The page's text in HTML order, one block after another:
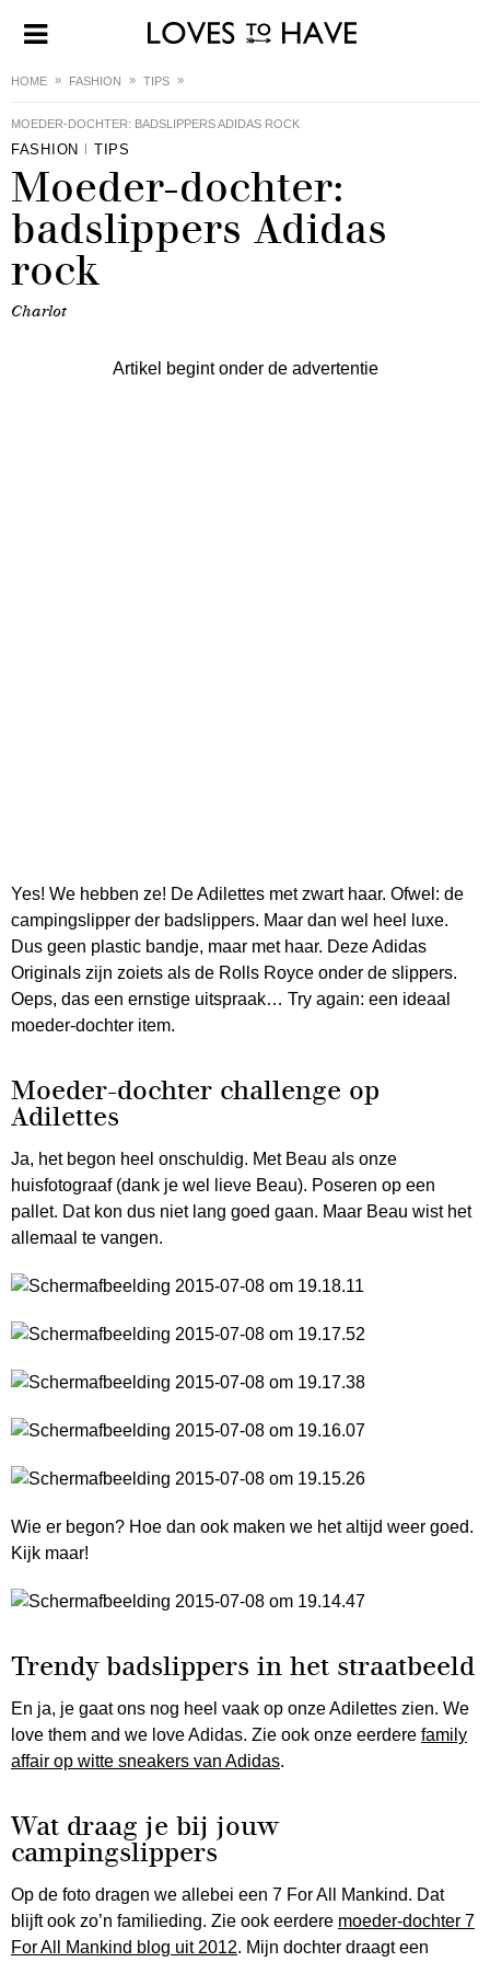
HOME FASHION TIPS
MOEDER-DOCHTER: BADSLIPPERS ADIDAS ROCK
FASHION TIPS
Moeder-dochter:
badslippers Adidas
rock
Charlot
Artikel begint onder de advertentie
Yes! We hebben ze! De Adilettes met zwart haar. Ofwel: de
campingslipper der badslippers. Maar dan wel heel luxe.
Dus geen plastic bandje, maar met haar. Deze Adidas
Originals zijn zoiets als de Rolls Royce onder de slippers.
Oeps, das een ernstige uitspraak… Try again: een ideaal
moeder-dochter item.
Moeder-dochter challenge op
Adilettes
Ja, het begon heel onschuldig. Met Beau als onze
huisfotograaf (dank je wel lieve Beau). Poseren op een
pallet. Dat kon dus niet lang goed gaan. Maar Beau wist het
allemaal te vangen.
Wie er begon? Hoe dan ook maken we het altijd weer goed.
Kijk maar!
Trendy badslippers in het straatbeeld
En ja, je gaat ons nog heel vaak op onze Adilettes zien. We
love them and we love Adidas. Zie ook onze eerdere family
affair op witte sneakers van Adidas.
Wat draag je bij jouw
campingslippers
Op de foto dragen we allebei een 7 For All Mankind. Dat
blijft ook zo’n familieding. Zie ook eerdere moeder-dochter 7
For All Mankind blog uit 2012. Mijn dochter draagt een